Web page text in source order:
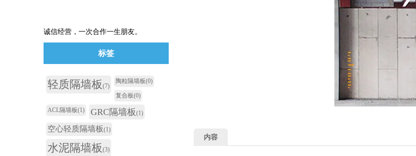
内容
诚信经营，一次合作一生朋友。
标签
轻质隔墙板 (7)
陶粒隔墙板(0)
复合板(0)
ACL隔墙板(1) GRC隔墙板(1)
空心轻质隔墙板(1)
水泥隔墙板 (3)